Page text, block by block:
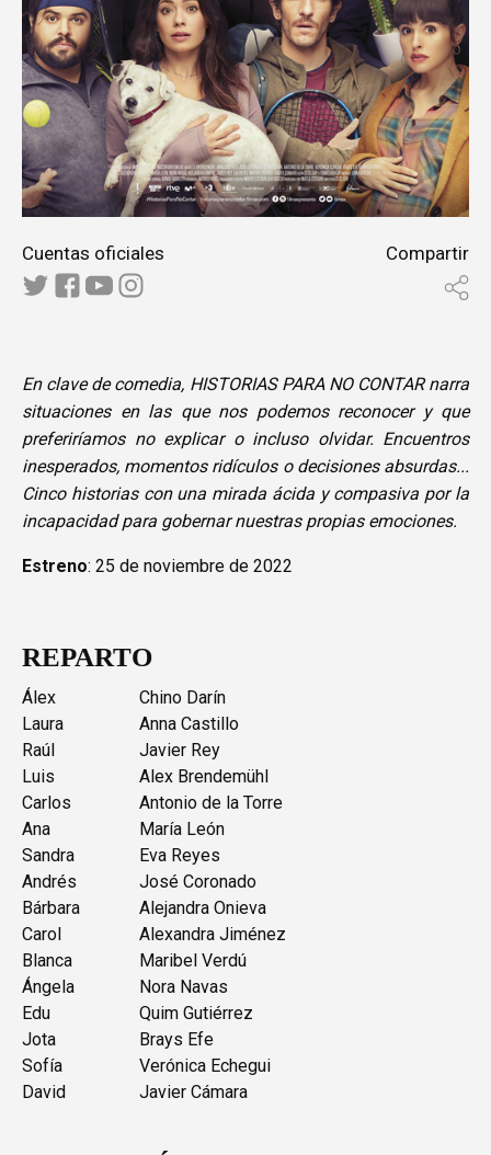
Cuentas oficiales Compartir
En clave de comedia, HISTORIAS PARA NO CONTAR narra
situaciones en las que nos podemos reconocer y que
preferiríamos no explicar o incluso olvidar. Encuentros
inesperados, momentos ridículos o decisiones absurdas...
Cinco historias con una mirada ácida y compasiva por la
incapacidad para gobernar nuestras propias emociones.
Estreno: 25 de noviembre de 2022
REPARTO
Álex
Chino Darín
Laura
Anna Castillo
Raúl
Javier Rey
Luis
Alex Brendemühl
Carlos
Antonio de la Torre
Ana
María León
Sandra
Eva Reyes
Andrés
José Coronado
Bárbara
Alejandra Onieva
Carol
Alexandra Jiménez
Blanca
Maribel Verdú
Ángela
Nora Navas
Edu
Quim Gutiérrez
Jota
Brays Efe
Sofía
Verónica Echegui
David
Javier Cámara